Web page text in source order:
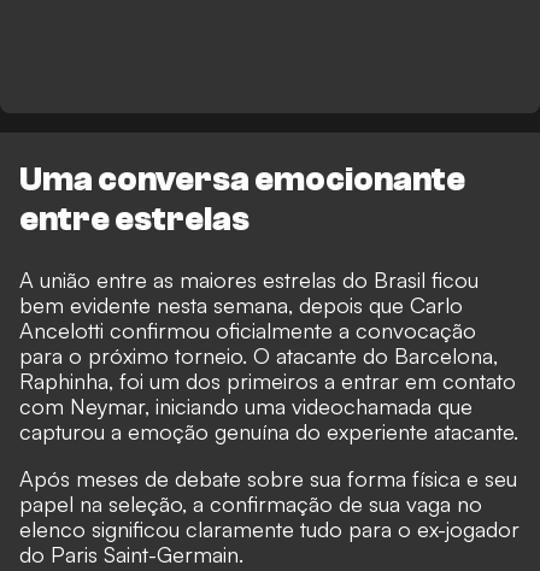
Uma conversa emocionante
entre estrelas
A união entre as maiores estrelas do Brasil ficou
bem evidente nesta semana, depois que Carlo
Ancelotti confirmou oficialmente a convocação
para o próximo torneio. O atacante do Barcelona,
Raphinha, foi um dos primeiros a entrar em contato
com Neymar, iniciando uma videochamada que
capturou a emoção genuína do experiente atacante.
Após meses de debate sobre sua forma física e seu
papel na seleção, a confirmação de sua vaga no
elenco significou claramente tudo para o ex-jogador
do Paris Saint-Germain.